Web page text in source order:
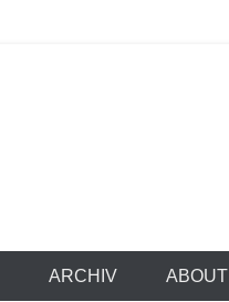
ARCHIV ABOUT